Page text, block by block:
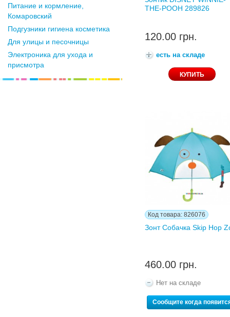
Питание и кормление,
Комаровский
Подгузники гигиена косметика
Для улицы и песочницы
Электроника для ухода и
присмотра
THE-POOH 289826
120.00 грн.
есть на складе
Код товара: 826076
Зонт Собачка Skip Hop
460.00 грн.
Нет на складе
Сообщите когда